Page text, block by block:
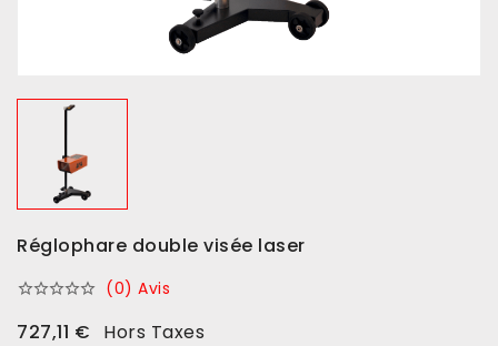
Réglophare double visée laser
 (0) Avis
727,11 €
Hors Taxes